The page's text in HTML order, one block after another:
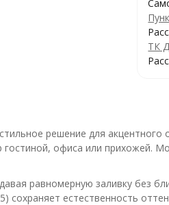
ТК
решение для
офиса или прихожей.
равномерную заливку без
естественность